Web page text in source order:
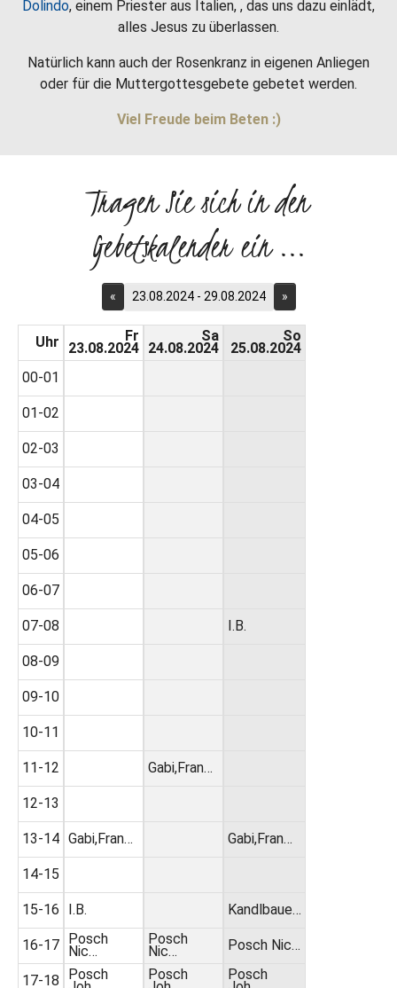
Dolindo, einem Priester aus Italien, , das uns dazu einlädt,
alles Jesus zu überlassen.
Natürlich kann auch der Rosenkranz in eigenen Anliegen
oder für die Muttergottesgebete gebetet werden.
Viel Freude beim Beten :)
Tragen Sie sich in den
Gebetskalender ein ...
« 23.08.2024 - 29.08.2024 »
Uhr
00-01
01-02
02-03
03-04
04-05
05-06
06-07
07-08
08-09
09-10
10-11
11-12
12-13
13-14
14-15
15-16
16-17
17-18
Fr
23.08.2024
Gabi,Fran…
I.B.
Posch
Nic…
Posch
Sa
24.08.2024
Gabi,Fran…
Posch
Nic…
Posch
So
25.08.2024
I.B.
Gabi,Fran…
Kandlbaue…
Posch Nic…
Posch